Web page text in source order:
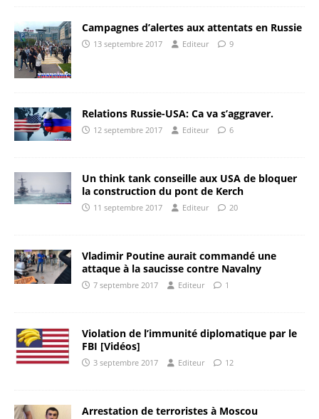
Campagnes d’alertes aux attentats en Russie
13 septembre 2017 Editeur 9
Relations Russie-USA: Ca va s’aggraver.
12 septembre 2017 Editeur 6
Un think tank conseille aux USA de bloquer
la construction du pont de Kerch
11 septembre 2017 Editeur 20
Vladimir Poutine aurait commandé une
attaque à la saucisse contre Navalny
7 septembre 2017 Editeur 1
Violation de l’immunité diplomatique par le
FBI [Vidéos]
3 septembre 2017 Editeur 12
Arrestation de terroristes à Moscou